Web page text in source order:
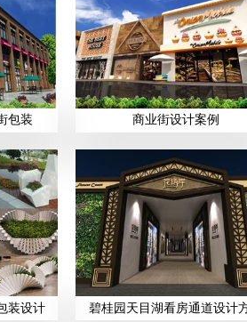
包装 商业街设计案例
装设计 碧桂园天目湖看房通道设计